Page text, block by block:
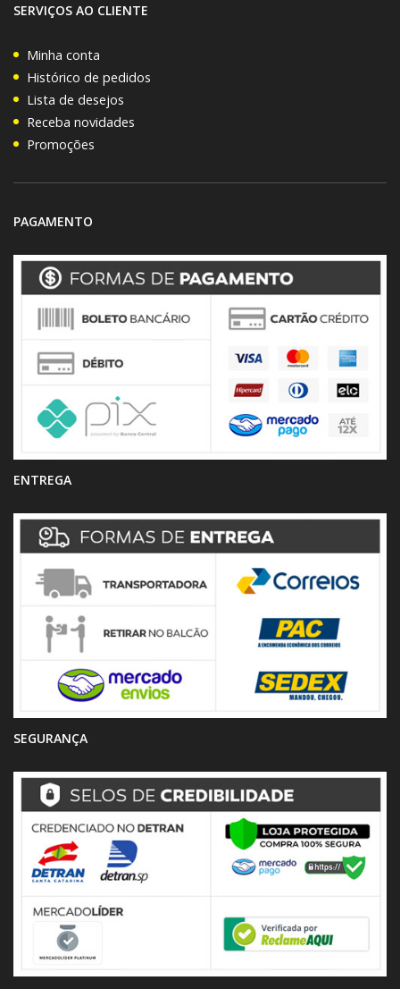
SERVIÇOS AO CLIENTE
Minha conta
Histórico de pedidos
Lista de desejos
Receba novidades
Promoções
PAGAMENTO
ENTREGA
SEGURANÇA